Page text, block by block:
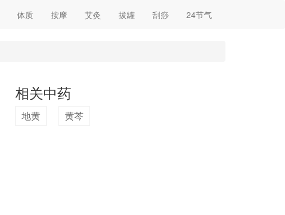
体质 按摩 艾灸 拔罐 刮痧 24节气
相关中药
地黄 黄芩